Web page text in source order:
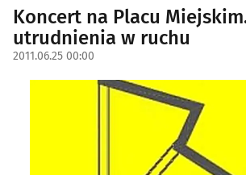
Koncert na Placu
utrudnienia w ruchu
2011.06.25 00:00